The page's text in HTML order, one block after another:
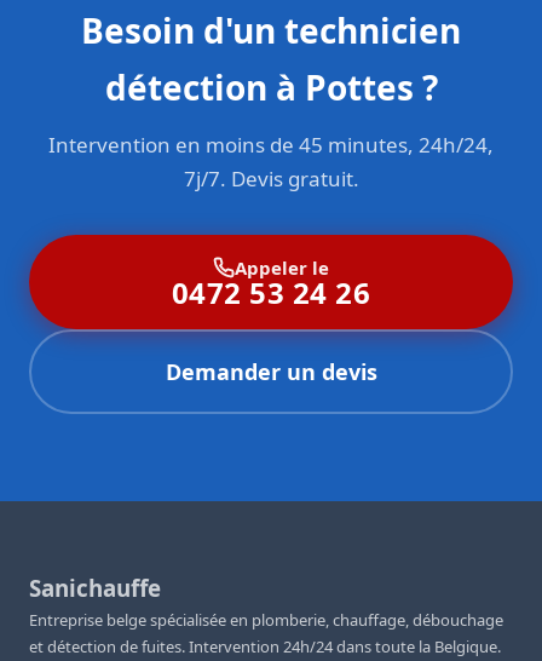
Besoin d'un technicien
détection à Pottes ?
Intervention en moins de 45 minutes, 24h/24,
7j/7. Devis gratuit.
Appeler le
0472 53 24 26
Demander un devis
Sanichauffe
Entreprise belge spécialisée en plomberie, chauffage, débouchage
et détection de fuites. Intervention 24h/24 dans toute la Belgique.